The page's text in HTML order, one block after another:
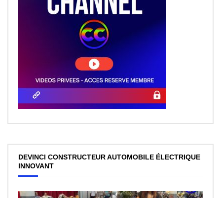
DEVINCI CONSTRUCTEUR AUTOMOBILE ÉLECTRIQUE
INNOVANT